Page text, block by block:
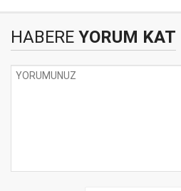
HABERE YORUM KAT